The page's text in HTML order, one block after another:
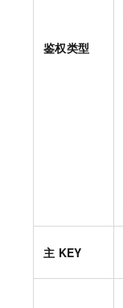
鉴权类型
主 KEY